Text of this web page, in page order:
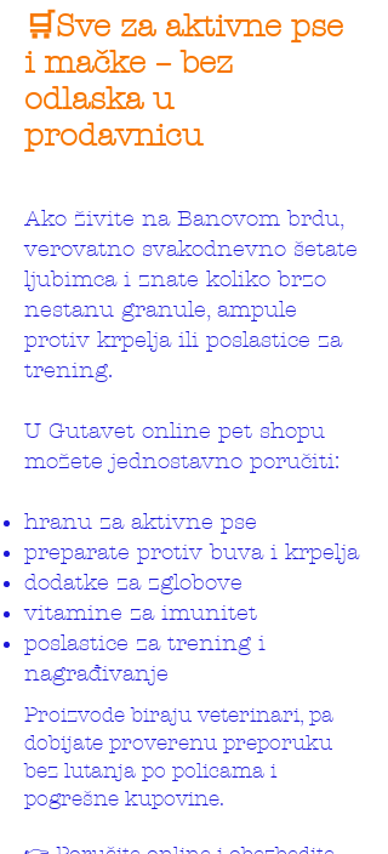
🛒Sve za aktivne pse
i mačke – bez
odlaska u
prodavnicu
Ako živite na Banovom brdu,
verovatno svakodnevno šetate
ljubimca i znate koliko brzo
nestanu granule, ampule
protiv krpelja ili poslastice za
trening.
U Gutavet online pet shopu
možete jednostavno poručiti:
hranu za aktivne pse
preparate protiv buva i krpelja
dodatke za zglobove
vitamine za imunitet
poslastice za trening i
nagrađivanje
Proizvode biraju veterinari, pa
dobijate proverenu preporuku
bez lutanja po policama i
pogrešne kupovine.